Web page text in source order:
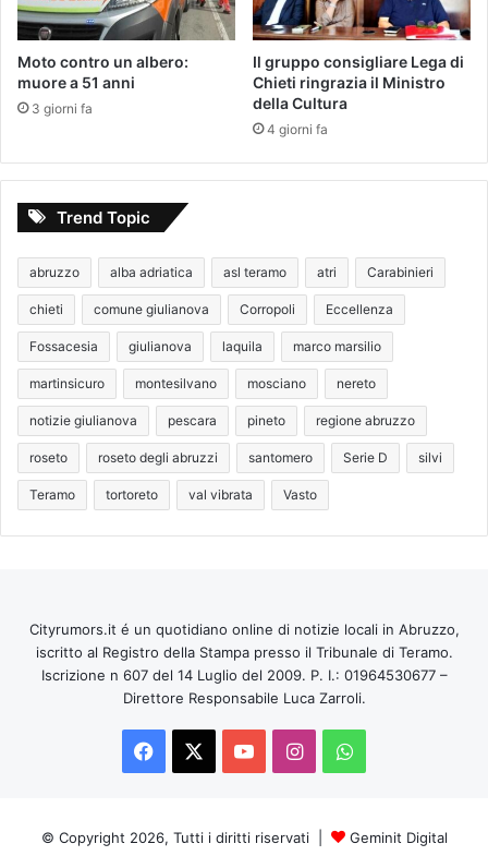
Moto contro un albero:
muore a 51 anni
3 giorni fa
Il gruppo consigliare Lega di
Chieti ringrazia il Ministro
della Cultura
4 giorni fa
Trend Topic
abruzzo alba adriatica asl teramo atri Carabinieri
chieti comune giulianova Corropoli Eccellenza
Fossacesia giulianova laquila marco marsilio
martinsicuro montesilvano mosciano nereto
notizie giulianova pescara pineto regione abruzzo
roseto roseto degli abruzzi santomero Serie D silvi
Teramo tortoreto val vibrata Vasto
Cityrumors.it é un quotidiano online di notizie locali in Abruzzo,
iscritto al Registro della Stampa presso il Tribunale di Teramo.
Iscrizione n 607 del 14 Luglio del 2009. P. I.: 01964530677 –
Direttore Responsabile Luca Zarroli.
Facebook
You InstagramWhatsApp
© Copyright 2026, Tutti i diritti riservati | Geminit Digital